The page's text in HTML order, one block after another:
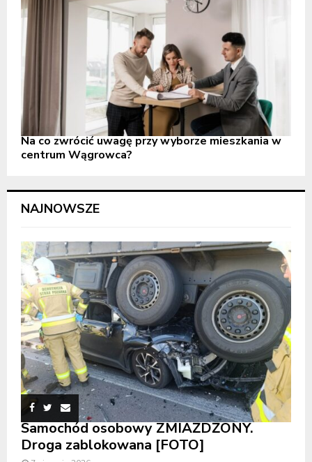
Na co zwrócić uwagę przy wyborze mieszkania w
centrum Wągrowca?
NAJNOWSZE
Samochód osobowy ZMIAŻDŻONY.
Droga zablokowana [FOTO]